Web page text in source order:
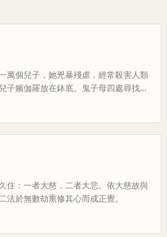
萬個兒子，她兇暴殘虐，經常殺害人類
子嬪伽羅放在鉢底。鬼子母四處尋找七
住：一者大慈，二者大悲。依大慈故與
於無數劫熏修其心而成正覺。